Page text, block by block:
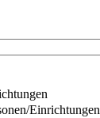
Einrichtungen